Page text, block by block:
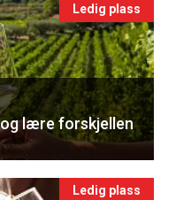
Ledig plass
lære forskjellen
Ledig plass